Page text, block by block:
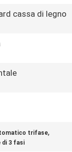
cassa di legno
trifase,
di 3 fasi